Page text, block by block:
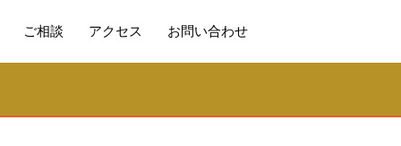
ご相談 アクセス お問い合わせ